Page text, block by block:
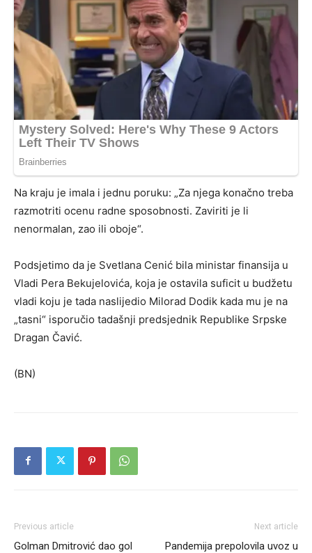
Na kraju je imala i jednu poruku: „Za njega konačno treba
razmotriti ocenu radne sposobnosti. Zaviriti je li
nenormalan, zao ili oboje“.
Podsjetimo da je Svetlana Cenić bila ministar finansija u
Vladi Pera Bekujelovića, koja je ostavila suficit u budžetu
vladi koju je tada naslijedio Milorad Dodik kada mu je na
„tasni“ isporučio tadašnji predsjednik Republike Srpske
Dragan Čavić.
(BN)
Previous article
Golman Dmitrović dao gol
Next article
Pandemija prepolovila uvoz u